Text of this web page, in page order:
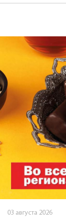
03 августа 2026